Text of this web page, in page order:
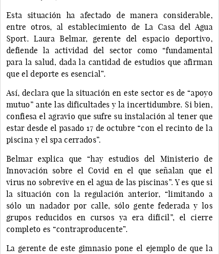
Esta situación ha afectado de manera considerable,
entre otros, al establecimiento de La Casa del Agua
Sport. Laura Belmar, gerente del espacio deportivo,
defiende la actividad del sector como “fundamental
para la salud, dada la cantidad de estudios que afirman
que el deporte es esencial”.
Así, declara que la situación en este sector es de “apoyo
mutuo” ante las dificultades y la incertidumbre. Si bien,
confiesa el agravio que sufre su instalación al tener que
estar desde el pasado 17 de octubre “con el recinto de la
piscina y el spa cerrados”.
Belmar explica que “hay estudios del Ministerio de
Innovación sobre el Covid en el que señalan que el
virus no sobrevive en el agua de las piscinas”. Y es que si
la situación con la regulación anterior, “limitando a
sólo un nadador por calle, sólo gente federada y los
grupos reducidos en cursos ya era difícil”, el cierre
completo es “contraproducente”.
La gerente de este gimnasio pone el ejemplo de que la